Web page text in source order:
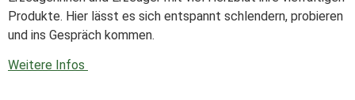
Produkte. Hier lässt es sich entspannt schlendern, probieren
und ins Gespräch kommen.
Weitere Infos